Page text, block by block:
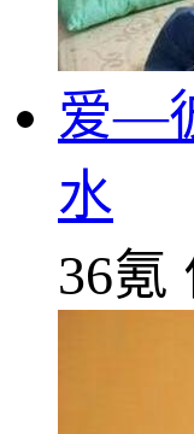
爱—
水
36氪